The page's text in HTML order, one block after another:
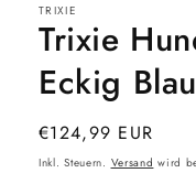
TRIXIE
Trixie
Eckig
Normaler
Preis
€124,99 EUR
Inkl. Steuern. Versand wird